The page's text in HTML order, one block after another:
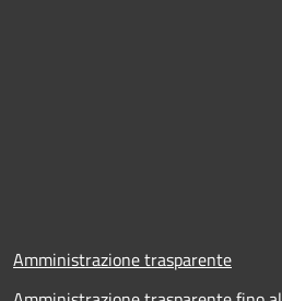
Amministrazione trasparente